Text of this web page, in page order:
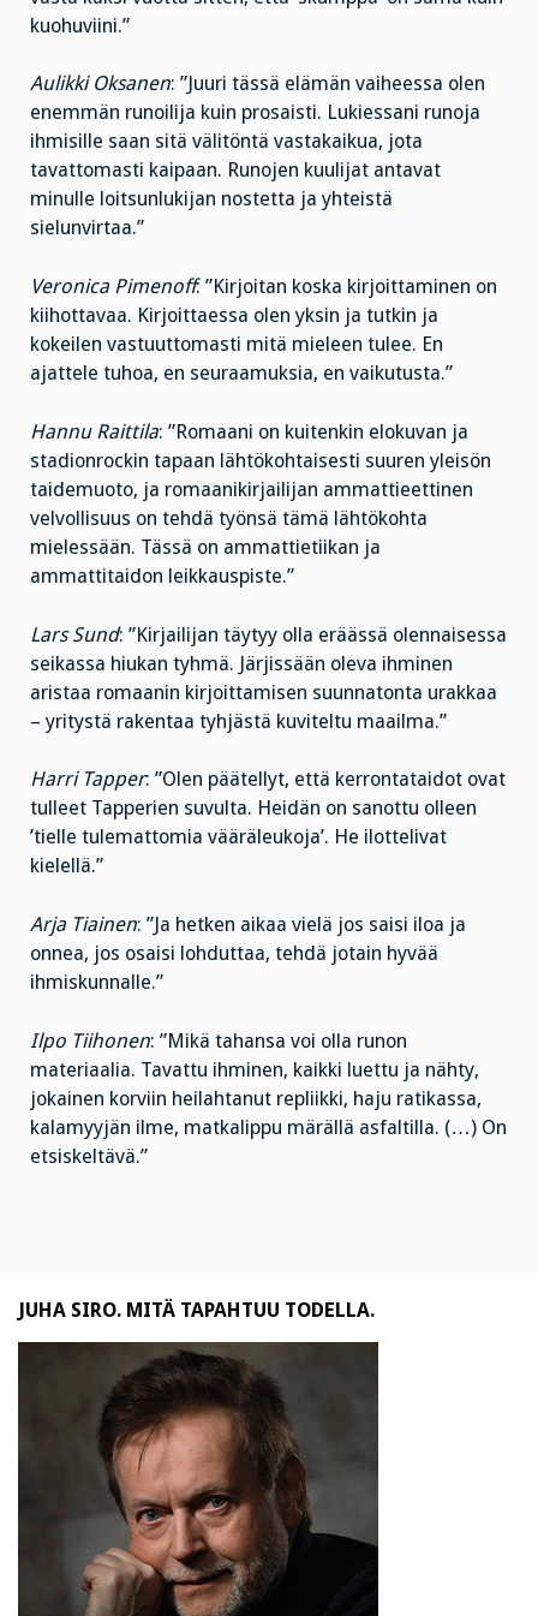
kuohuviini.”
Aulikki Oksanen: ”Juuri tässä elämän vaiheessa olen
enemmän runoilija kuin prosaisti. Lukiessani runoja
ihmisille saan sitä välitöntä vastakaikua, jota
tavattomasti kaipaan. Runojen kuulijat antavat
minulle loitsunlukijan nostetta ja yhteistä
sielunvirtaa.”
Veronica Pimenoff: ”Kirjoitan koska kirjoittaminen on
kiihottavaa. Kirjoittaessa olen yksin ja tutkin ja
kokeilen vastuuttomasti mitä mieleen tulee. En
ajattele tuhoa, en seuraamuksia, en vaikutusta.”
Hannu Raittila: ”Romaani on kuitenkin elokuvan ja
stadionrockin tapaan lähtökohtaisesti suuren yleisön
taidemuoto, ja romaanikirjailijan ammattieettinen
velvollisuus on tehdä työnsä tämä lähtökohta
mielessään. Tässä on ammattietiikan ja
ammattitaidon leikkauspiste.”
Lars Sund: ”Kirjailijan täytyy olla eräässä olennaisessa
seikassa hiukan tyhmä. Järjissään oleva ihminen
aristaa romaanin kirjoittamisen suunnatonta urakkaa
– yritystä rakentaa tyhjästä kuviteltu maailma.”
Harri Tapper: ”Olen päätellyt, että kerrontataidot ovat
tulleet Tapperien suvulta. Heidän on sanottu olleen
’tielle tulemattomia vääräleukoja’. He ilottelivat
kielellä.”
Arja Tiainen: ”Ja hetken aikaa vielä jos saisi iloa ja
onnea, jos osaisi lohduttaa, tehdä jotain hyvää
ihmiskunnalle.”
Ilpo Tiihonen: ”Mikä tahansa voi olla runon
materiaalia. Tavattu ihminen, kaikki luettu ja nähty,
jokainen korviin heilahtanut repliikki, haju ratikassa,
kalamyyjän ilme, matkalippu märällä asfaltilla. (…) On
etsiskeltävä.”
JUHA SIRO. MITÄ TAPAHTUU TODELLA.